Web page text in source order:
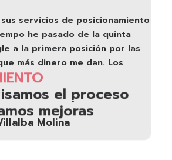
el proceso
mejoras
servicios de posicionamiento
he pasado de la quinta
a la primera posición por las
más dinero me dan. Los
Molina